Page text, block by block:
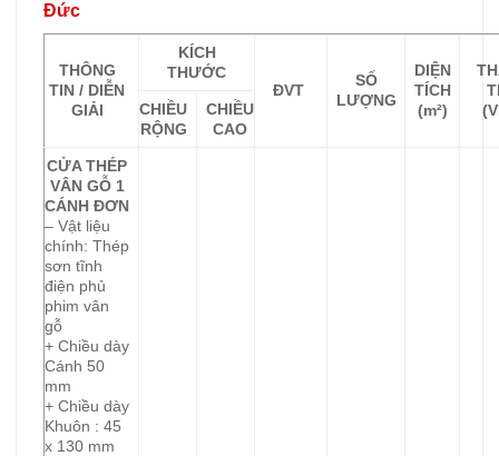
Đức
THÔNG
TIN / DIỄN
GIẢI
KÍCH
THƯỚC
ĐVT
SỐ
LƯỢNG
DIỆN
TÍCH
(m²)
CHIỀU
RỘNG
CHIỀU
CAO
CỬA THÉP
VÂN GỖ 1
CÁNH ĐƠN
– Vật liệu
chính: Thép
sơn tĩnh
điện phủ
phim vân
gỗ
+ Chiều dày
Cánh 50
mm
+ Chiều dày
Khuôn : 45
x 130 mm